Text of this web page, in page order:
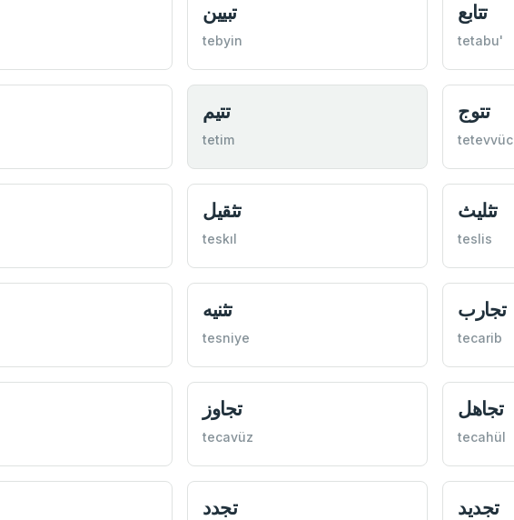
تبيين
tebyin
تتابع
tetabu'
تتيم
tetim
تتوج
tetevvüc
تثقيل
teskıl
تثليث
teslis
تثنيه
tesniye
تجارب
tecarib
تجاوز
tecavüz
تجاهل
tecahül
تجدد تجديد